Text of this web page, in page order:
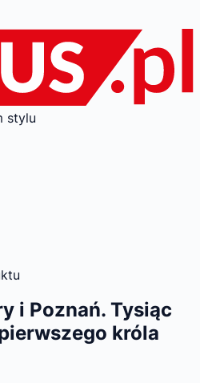
stylu
i Poznań. Tysiąc
króla